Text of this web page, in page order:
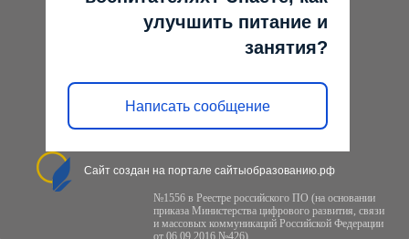
улучшить питание и
занятия?
Написать сообщение
Сайт создан на портале сайтыобразованию.рф
№1556 в Реестре российского ПО (на основании
приказа Министерства цифрового развития, связи
и массовых коммуникаций Российской Федерации
от 06.09.2016 №426)